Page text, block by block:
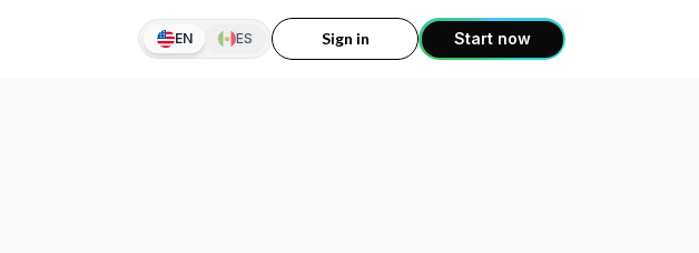
EN ES Sign in Start now